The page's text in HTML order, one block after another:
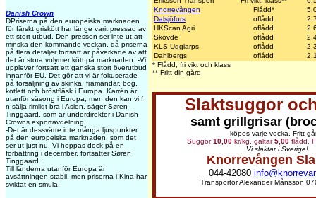
Danish Crown
DPriserna på den europeiska marknaden
för färskt griskött har länge varit pressad av
ett stort utbud. Den pressen ser inte ut att
minska den kommande veckan, då priserna
på flera detaljer fortsatt är påverkade av att
det är stora volymer kött på marknaden. -Vi
upplever fortsatt ett ganska stort överutbud
innanför EU. Det gör att vi är fokuserade
på försäljning av skinka, framändar, bog,
kotlett och bröstfläsk i Europa. Karrén är
utanför säsong i Europa, men den kan vi f
n sälja rimligt bra i Asien. säger Søren
Tinggaard, som är underdirektör i Danish
Crowns exportavdelning.
-Det är dessvärre inte många ljuspunkter
på den europeiska marknaden, som det
ser ut just nu. Vi hoppas dock på en
förbättring i december, fortsätter Søren
Tinggaard.
Till länderna utanför Europa är
avsättningen stabil, men priserna i Kina har
sviktat en smula.
Knorrevången
Flådd*
Dalsjöfors
oflådd
HKScan Agri
oflådd
Skövde
oflådd
KLS Ugglarps
oflådd
Dahlbergs
oflådd
* Flådd, fri vikt och klass
** Fritt din gård
Slaktsuggor
samt grillgrisar
köpes varje vecka. Fritt
Suggor10,00 kr/kg, galtar5,00 flådd.
Vi slaktar i Sverige!
Knorrevången
044-42080
Transportör Alexander Månsson